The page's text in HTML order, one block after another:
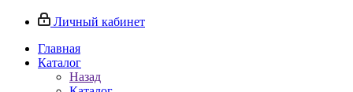
Личный кабинет
Главная
Каталог
Назад